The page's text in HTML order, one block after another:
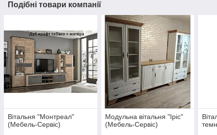
Подібні товари компанії
Вітальня "Монтреал"
(Мебель-Сервіс)
Модульна вітальня "Іріс"
(Мебель-Сервіс)